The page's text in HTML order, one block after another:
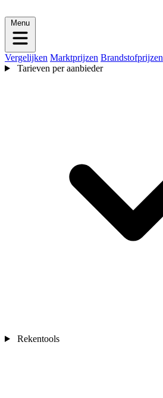
Menu
Vergelijken Marktprijzen Brandstofprijzen
Tarieven per aanbieder
Rekentools